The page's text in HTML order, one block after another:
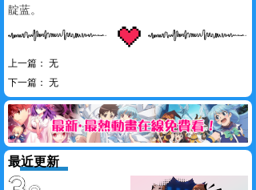
上一篇： 无
下一篇： 无
靛蓝。
最近更新